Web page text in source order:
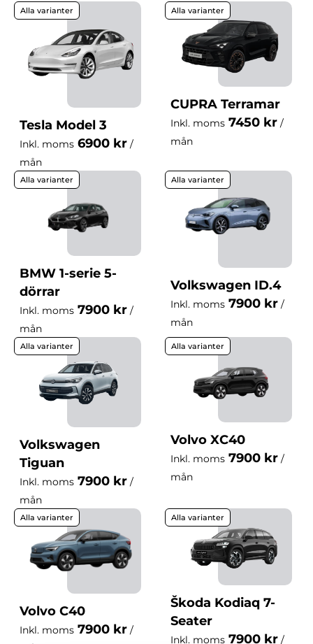
Modell
Kategori
Växellåda
Drivlina
Alla varianter
Tesla Model 3
Inkl. moms 6900 kr /
mån
Alla varianter
CUPRA Terramar
Inkl. moms 7450 kr /
mån
Alla varianter
BMW 1-serie 5-
dörrar
Inkl. moms 7900 kr /
mån
Alla varianter
Volkswagen ID.4
Inkl. moms 7900 kr /
mån
Alla varianter
Volkswagen
Tiguan
Inkl. moms 7900 kr /
mån
Alla varianter
Volvo XC40
Inkl. moms 7900 kr /
mån
Alla varianter
Volvo C40
Inkl. moms 7900 kr /
Alla varianter
Škoda Kodiaq 7-
Seater
Inkl. moms 7900 kr /